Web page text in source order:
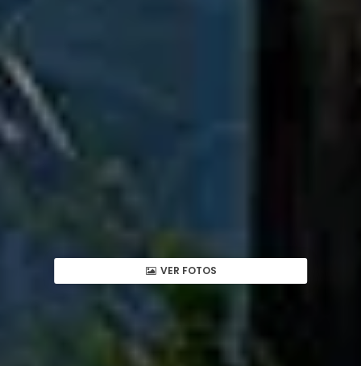
VER FOTOS